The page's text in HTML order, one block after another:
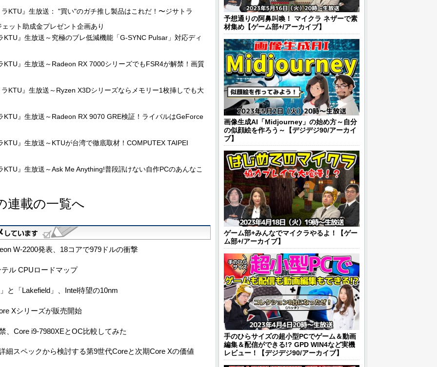
KTU』生放送： "買い"のガチ推し製品はこれだ！〜ジサトラ
ット助成金プレゼント企画あり
KTU』生放送～究極のブレ低減機能「G-SYNC Pulsar」対応ディ
KTU』生放送～Radeon RX 7000シリーズでもFSR4が解禁！画質
KTU』生放送～Ryzen X3Dシリーズならメモリー1枚挿しでも大
KTU』生放送～Radeon RX 9070 GRE検証！ライバルはGeForce
KTU』生放送～KTUが台湾で徹底取材！COMPUTEX TAIPEI
KTU』生放送～Ask Me Anything!普段訊けない自作PCのあんなこ
連載の一覧へ
W-2200発表、18コアで979ドルの衝撃
ル CPUロードマップ
と「Lakefield」、Intel待望の10nm
Xシリーズが販売開始
、Core i9-7980XEとOC比較してみた
細スペックから検討する第9世代Coreと次期Core Xの価値
予想通りの阿鼻叫喚！ マイクラ ネザーで素
材集め【ゲーム部+/アーカイブ】
画像生成AI「Midjourney」の始め方～自分
の似顔絵を作ろう～【デジデジ90/アーカイ
ブ】
ゲーム部+みんなでマイクラやるよ！【ゲー
ム部+/アーカイブ】
手のひらサイズの超小型PCでゲーム＆動画
編集＆配信ができる!? GPD WIN4など実機
レビュー！【デジデジ90/アーカイブ】